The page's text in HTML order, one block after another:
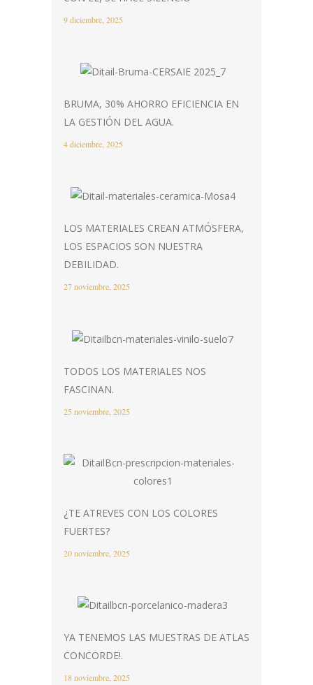
9 diciembre, 2025
BRUMA, 30% AHORRO EFICIENCIA EN
LA GESTIÓN DEL AGUA.
4 diciembre, 2025
LOS MATERIALES CREAN ATMÓSFERA,
LOS ESPACIOS SON NUESTRA
DEBILIDAD.
27 noviembre, 2025
TODOS LOS MATERIALES NOS
FASCINAN.
25 noviembre, 2025
¿TE ATREVES CON LOS COLORES
FUERTES?
20 noviembre, 2025
YA TENEMOS LAS MUESTRAS DE ATLAS
CONCORDE!.
18 noviembre, 2025